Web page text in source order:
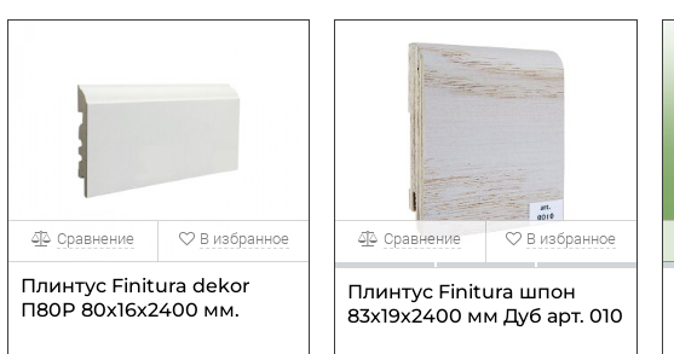
Плинтус Finitura dekor
П80P 80х16х2400 мм.
Сравнение В избранное
Плинтус Finitura шпон
83х19х2400 мм Дуб арт. 010
Сравнение В избранное